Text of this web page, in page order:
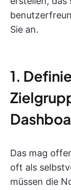
Sie an.
1.
Das mag
oft als
müssen die